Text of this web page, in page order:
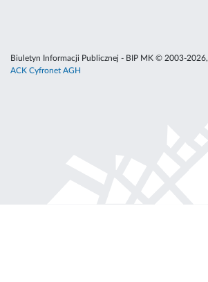
Biuletyn Informacji Publicznej - BIP MK © 2003-2026,
ACK Cyfronet AGH